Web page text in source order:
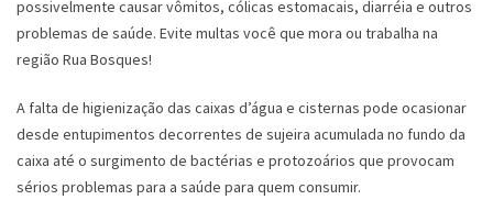
possivelmente causar vômitos, cólicas estomacais, diarréia e outros
problemas de saúde. Evite multas você que mora ou trabalha na
região Rua Bosques!
A falta de higienização das caixas d’água e cisternas pode ocasionar
desde entupimentos decorrentes de sujeira acumulada no fundo da
caixa até o surgimento de bactérias e protozoários que provocam
sérios problemas para a saúde para quem consumir.